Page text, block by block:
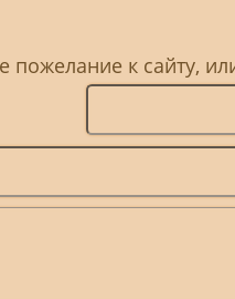
пожелание к сайту,